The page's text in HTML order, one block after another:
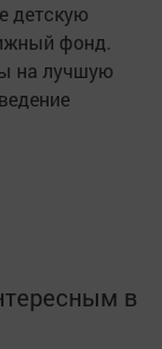
детскую
фонд.
на лучшую
в